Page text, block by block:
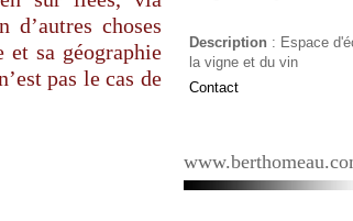
choses
et sa géographie
pas le cas de
Description : Espace
la vigne et du vin
Contact